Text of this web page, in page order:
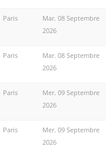
Paris
Mar. 08 Septembre
2026
Paris
Mar. 08 Septembre
2026
Paris
Mer. 09 Septembre
2026
Paris
Mer. 09 Septembre
2026